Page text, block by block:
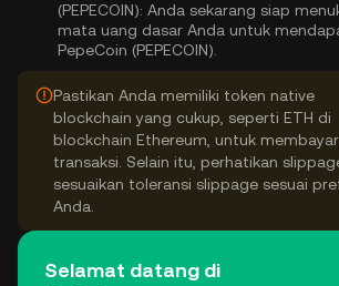
(PEPECOIN): Anda sekarang siap
mata uang dasar Anda untuk
PepeCoin (PEPECOIN).
Pastikan Anda memiliki token native
blockchain yang cukup, seperti ETH di
blockchain Ethereum, untuk
transaksi. Selain itu, perhatikan
sesuaikan toleransi slippage sesuai
Anda.
Selamat datang di